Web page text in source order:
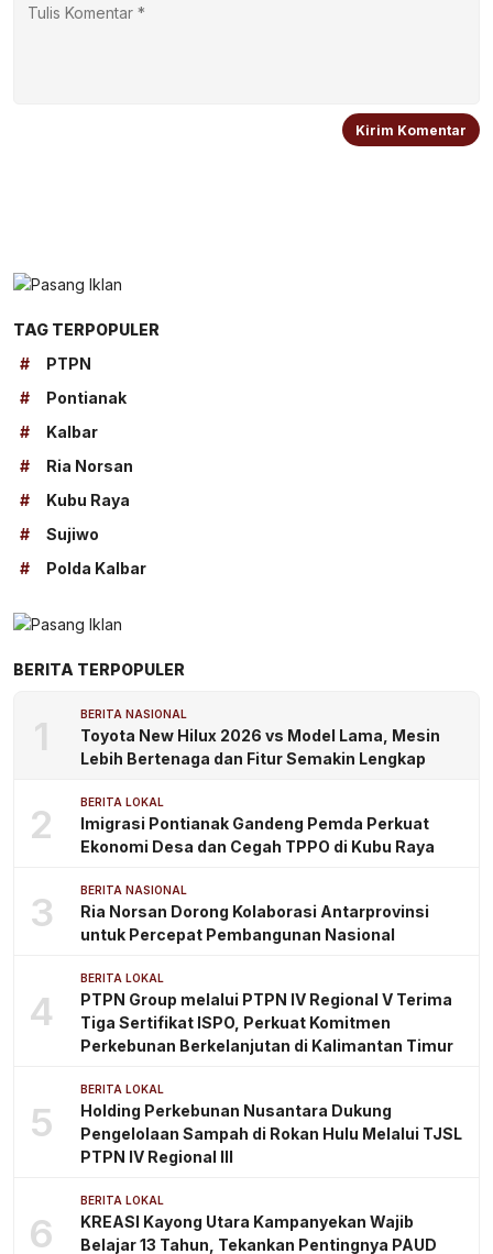
TAG TERPOPULER
#
PTPN
#
Pontianak
#
Kalbar
#
Ria Norsan
#
Kubu Raya
#
Sujiwo
#
Polda Kalbar
BERITA TERPOPULER
1 BERITA NASIONAL
Toyota New Hilux 2026 vs Model Lama, Mesin
Lebih Bertenaga dan Fitur Semakin Lengkap
2 BERITA LOKAL
Imigrasi Pontianak Gandeng Pemda Perkuat
Ekonomi Desa dan Cegah TPPO di Kubu Raya
3 BERITA NASIONAL
Ria Norsan Dorong Kolaborasi Antarprovinsi
untuk Percepat Pembangunan Nasional
4
BERITA LOKAL
PTPN Group melalui PTPN IV Regional V Terima
Tiga Sertifikat ISPO, Perkuat Komitmen
Perkebunan Berkelanjutan di Kalimantan Timur
5
BERITA LOKAL
Holding Perkebunan Nusantara Dukung
Pengelolaan Sampah di Rokan Hulu Melalui TJSL
PTPN IV Regional III
6
BERITA LOKAL
KREASI Kayong Utara Kampanyekan Wajib
Belajar 13 Tahun, Tekankan Pentingnya PAUD